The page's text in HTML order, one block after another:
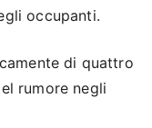
occupanti.
di quattro
rumore negli